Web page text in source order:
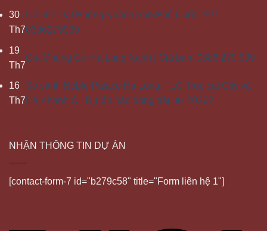
30
Th7
Hotline Đặt Phòng Khách Sạn Phú Quốc 24/7 –
0386279939
19
Th7
Giá Chung Cư Hạ Long Xanh | Giá bán: 0386 279 939
16
Th7
So sánh Noble Palace Hạ Long, FLC Tropical City và
Hà Khánh C | Dự án nào đáng đầu tư 2026?
NHẬN THÔNG TIN DỰ ÁN
[contact-form-7 id="b279c58" title="Form liên hệ 1"]